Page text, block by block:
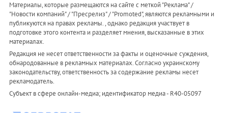
Материалы, которые размещаются на сайте с меткой "Реклама" /
"Новости компаний" / "Пресрелиз" / "Promoted", являются рекламными и
публикуются на правах рекламы. , однако редакция участвует в
подготовке этого контента и разделяет мнения, высказанные в этих
материалах.
Редакция не несет ответственности за факты и оценочные суждения,
обнародованные в рекламных материалах. Согласно украинскому
законодательству, ответственность за содержание рекламы несет
рекламодатель.
Субъект в сфере онлайн-медиа; идентификатор медиа - R40-05097